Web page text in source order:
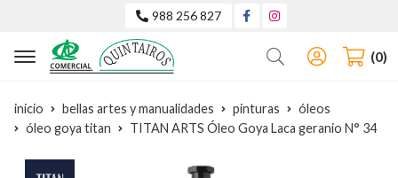
988 256 827
Buscar 0
inicio bellas artes y manualidades pinturas
óleos
óleo goya titan
TITAN ARTS Óleo Goya Laca geranio N° 34